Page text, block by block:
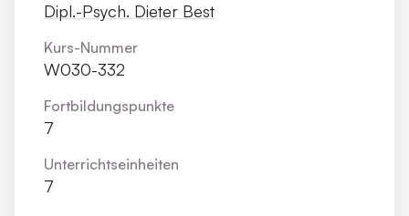
Dipl.-Psych. Dieter Best
Kurs-Nummer
W030-332
Fortbildungs­punkte
7
Unterrichts­einheiten
7